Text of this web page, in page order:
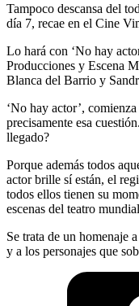
Tampoco descansa del
día 7, recae en el Cine
Lo hará con ‘No hay
Producciones y Escena
Blanca del Barrio y
‘No hay actor’,
precisamente esa
llegado?
Porque además todos
actor brille sí están, el
todos ellos tienen su
escenas del teatro
Se trata de un homenaje
y a los personajes que